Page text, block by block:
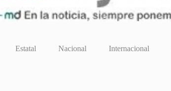
Estatal Nacional Internacional